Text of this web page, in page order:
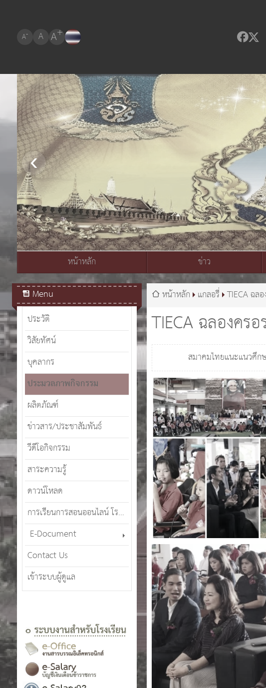
A- A A+
สมเด็จพระเจ้าอยู่หัวมหาวชิราลงกรณ บดินทรเทพยวรางกูร
หน้าหลัก ข่าว
Menu
ประวัติ
วิสัยทัศน์
บุคลากร
ประมวลภาพกิจกรรม
ผลิตภัณฑ์
ข่าวสาร/ประชาสัมพันธ์
วีดีโอกิจกรรม
สาระความรู้
ดาวน์โหลด
การเรียนการสอนออนไลน์ โรงเรียนศรีสังวาลย์เชียงใหม่ (SWCMOT)
E-Document
Contact Us
เข้าระบบผู้ดูแล
TIECA ฉลองคร
หน้าหลัก แกลอรี่ TIECA ฉล
สมาคมไทยแนะแนวศึกษ